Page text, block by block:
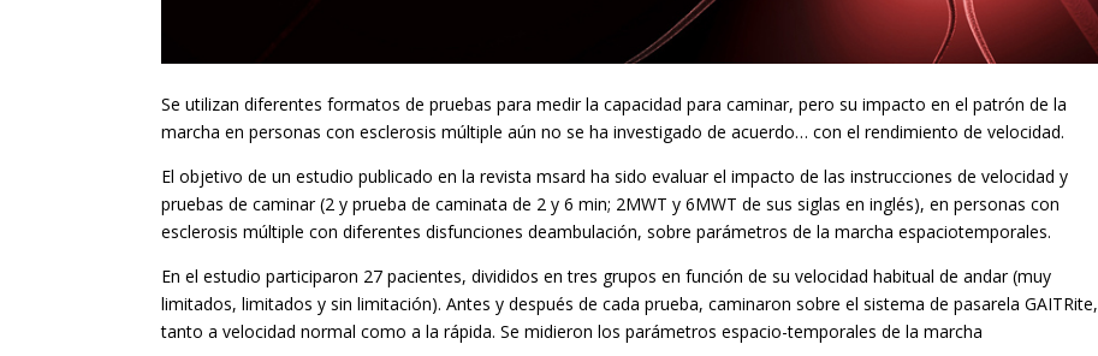
Se utilizan diferentes formatos de pruebas para medir la capacidad para caminar, pero su impacto en el patrón de la
marcha en personas con esclerosis múltiple aún no se ha investigado de acuerdo… con el rendimiento de velocidad.
El objetivo de un estudio publicado en la revista msard ha sido evaluar el impacto de las instrucciones de velocidad y
pruebas de caminar (2 y prueba de caminata de 2 y 6 min; 2MWT y 6MWT de sus siglas en inglés), en personas con
esclerosis múltiple con diferentes disfunciones deambulación, sobre parámetros de la marcha espaciotemporales.
En el estudio participaron 27 pacientes, divididos en tres grupos en función de su velocidad habitual de andar (muy
limitados, limitados y sin limitación). Antes y después de cada prueba, caminaron sobre el sistema de pasarela GAITRite,
tanto a velocidad normal como a la rápida. Se midieron los parámetros espacio-temporales de la marcha